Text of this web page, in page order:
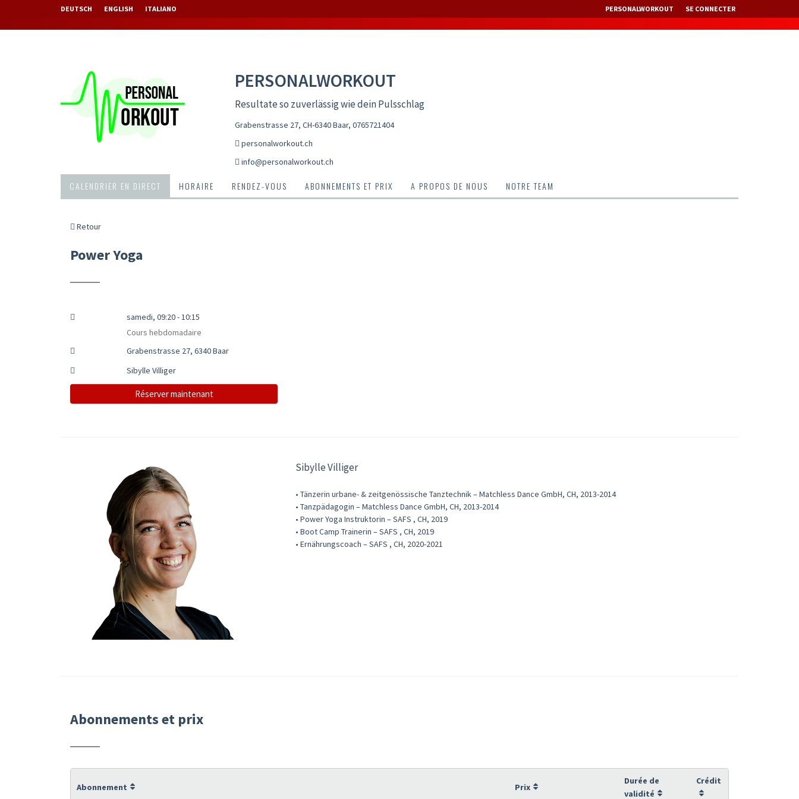
DEUTSCH ENGLISH ITALIANO PERSONALWORKOUT SE CONNECTER
PERSONALWORKOUT
Resultate so zuverlässig wie dein Pulsschlag
Grabenstrasse 27, CH-6340 Baar, 0765721404
personalworkout.ch
info@personalworkout.ch
CALENDRIER EN DIRECT HORAIRE RENDEZ-VOUS ABONNEMENTS ET PRIX A PROPOS DE NOUS NOTRE TEAM
Retour
Power Yoga
samedi, 09:20 - 10:15
Cours hebdomadaire
Grabenstrasse 27, 6340 Baar
Sibylle Villiger
Réserver maintenant
Sibylle Villiger
• Tänzerin urbane- & zeitgenössische Tanztechnik – Matchless Dance GmbH, CH, 2013-2014
• Tanzpädagogin – Matchless Dance GmbH, CH, 2013-2014
• Power Yoga Instruktorin – SAFS , CH, 2019
• Boot Camp Trainerin – SAFS , CH, 2019
• Ernährungscoach – SAFS , CH, 2020-2021
Abonnements et prix
Abonnement Prix
Durée de
validité
Crédit